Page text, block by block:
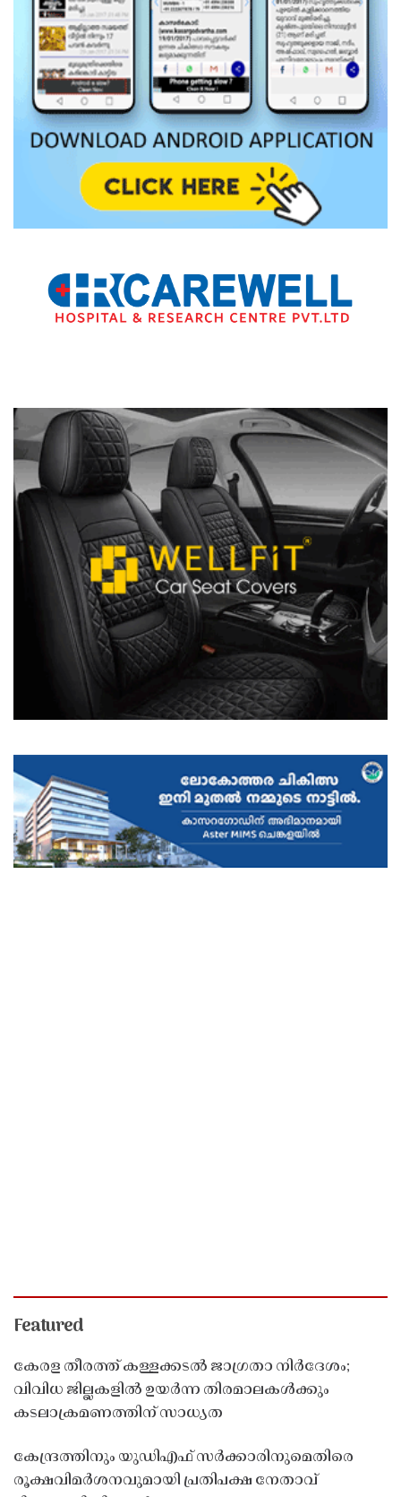
Featured
കേരള തീരത്ത് കള്ളക്കടൽ ജാഗ്രതാ നിർദേശം;
വിവിധ ജില്ലകളിൽ ഉയർന്ന തിരമാലകൾക്കും
കടലാക്രമണത്തിന് സാധ്യത
കേന്ദ്രത്തിനും യുഡിഎഫ് സർക്കാരിനുമെതിരെ
രൂക്ഷവിമർശനവുമായി പ്രതിപക്ഷ നേതാവ്